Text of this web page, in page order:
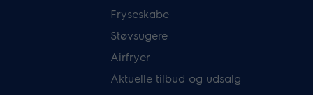
Fryseskabe
Støvsugere
Airfryer
Aktuelle tilbud og udsalg